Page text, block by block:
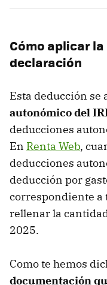
Cómo aplicar
declaración
Esta deducción se
autonómico del
deducciones
En Renta Web,
deducciones
deducción por
correspondiente a
rellenar la
2025.
Como te hemos
documentación